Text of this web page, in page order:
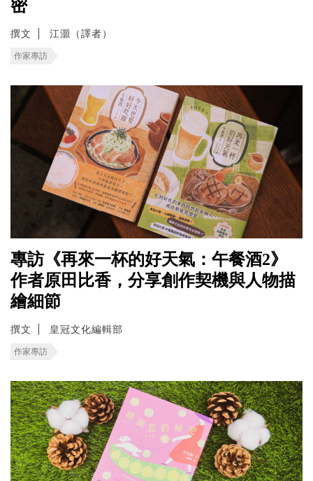
密
撰文 江灝（譯者）
作家專訪
專訪《再來一杯的好天氣：午餐酒2》
作者原田比香，分享創作契機與人物描
繪細節
撰文 皇冠文化編輯部
作家專訪